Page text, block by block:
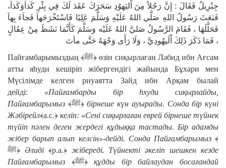
جِبْرِيلُ فَقَالَ : إِنَّ رَجُلاً مِنَ اْليَهوُدِ سَحَرَكَ عَقَدَ لَكَ فِي بِئْرِ كَذاَوَكَذاَ،
فَبَعَثَ رَسُولُ اللهِ صَلَّي اللهُ عَلَيْهِ وَسَلَّمَ عَلِيًا فَاسْتَخْرَجَهاَ فَجاَءَ بِهاَ
فَحَلَّلَهَا ، فَقَامَ الرَّسُولُ صَليَّ اللهُ عَلَيْه وَسَلَّمَ كَأَنَّمَا نَشَطَ مِنْ عِقَالٍ
، فَمَا ذَكَرَ ذَلِكَ اْلَيهُودِيَّ ، وَلَا رَأَى وَجْهَهُ حَتَّى ماَتَ
Пайғамбарымыздың ﴾ﷺ﴿ өзін сиқырлаған Ләбид ибн Ағсам
атты яһуди кешіріп жібергендігі жайында Бұхари мен
Мүсілімде келген риуаятта Зайд ибн Арқам былай
дейді: «Пайғамбарды бір һхуди сиқырлайды,
Пайғамбарымыз
﴾ﷺ﴿бірнеше күн ауырады. Сонда бір күні
Жәбірейл﴾а.с.﴿ келіп: «Сені сиқырлаған еврей бірнеше түйнек
түйіп пәлен деген жердегі құдыққа тастады. Бір адамды
жібер барып алып келсін»-дейді. Сонда Пайғамбарымыз ﴾
ﷺ﴿ Әлиді ﴾р.а.﴿жібереді. Түйнекті әкеліп шешкен кезде
Пайғамбарымыз
﴾ﷺ﴿құдды бір байлаудан босағандай